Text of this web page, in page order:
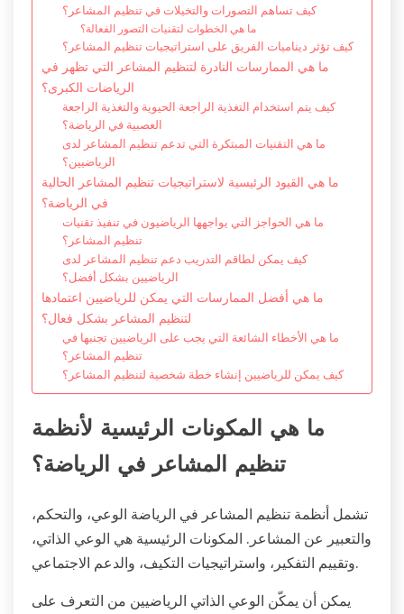
كيف تساهم التصورات والتخيلات في تنظيم المشاعر؟
ما هي الخطوات لتقنيات التصور الفعالة؟
كيف تؤثر ديناميات الفريق على استراتيجيات تنظيم المشاعر؟
ما هي الممارسات النادرة لتنظيم المشاعر التي تظهر في
الرياضات الكبرى؟
كيف يتم استخدام التغذية الراجعة الحيوية والتغذية الراجعة
العصبية في الرياضة؟
ما هي التقنيات المبتكرة التي تدعم تنظيم المشاعر لدى
الرياضيين؟
ما هي القيود الرئيسية لاستراتيجيات تنظيم المشاعر الحالية
في الرياضة؟
ما هي الحواجز التي يواجهها الرياضيون في تنفيذ تقنيات
تنظيم المشاعر؟
كيف يمكن لطاقم التدريب دعم تنظيم المشاعر لدى
الرياضيين بشكل أفضل؟
ما هي أفضل الممارسات التي يمكن للرياضيين اعتمادها
لتنظيم المشاعر بشكل فعال؟
ما هي الأخطاء الشائعة التي يجب على الرياضيين تجنبها في
تنظيم المشاعر؟
كيف يمكن للرياضيين إنشاء خطة شخصية لتنظيم المشاعر؟
ما هي المكونات الرئيسية لأنظمة
تنظيم المشاعر في الرياضة؟
تشمل أنظمة تنظيم المشاعر في الرياضة الوعي، والتحكم،
والتعبير عن المشاعر. المكونات الرئيسية هي الوعي الذاتي،
وتقييم التفكير، واستراتيجيات التكيف، والدعم الاجتماعي.
يمكن أن يمكّن الوعي الذاتي الرياضيين من التعرف على